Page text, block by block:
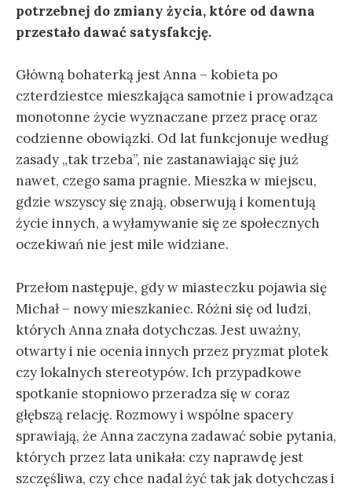
potrzebnej do zmiany życia, które od dawna
przestało dawać satysfakcję.
Główną bohaterką jest Anna – kobieta po
czterdziestce mieszkająca samotnie i prowadząca
monotonne życie wyznaczane przez pracę oraz
codzienne obowiązki. Od lat funkcjonuje według
zasady „tak trzeba”, nie zastanawiając się już
nawet, czego sama pragnie. Mieszka w miejscu,
gdzie wszyscy się znają, obserwują i komentują
życie innych, a wyłamywanie się ze społecznych
oczekiwań nie jest mile widziane.
Przełom następuje, gdy w miasteczku pojawia się
Michał – nowy mieszkaniec. Różni się od ludzi,
których Anna znała dotychczas. Jest uważny,
otwarty i nie ocenia innych przez pryzmat plotek
czy lokalnych stereotypów. Ich przypadkowe
spotkanie stopniowo przeradza się w coraz
głębszą relację. Rozmowy i wspólne spacery
sprawiają, że Anna zaczyna zadawać sobie pytania,
których przez lata unikała: czy naprawdę jest
szczęśliwa, czy chce nadal żyć tak jak dotychczas i